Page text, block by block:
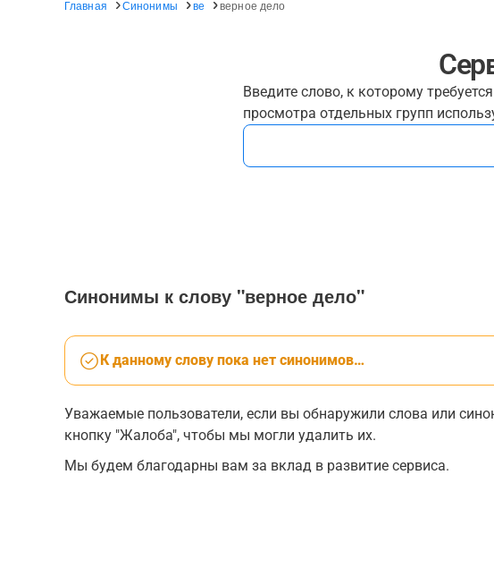
Главная Синонимы ве верное дело
Введите слово, к которому
просмотра отдельных групп
Синонимы к слову "верное дело"
К данному слову пока нет синонимов…
Уважаемые пользователи, если вы обнаружили слова или
кнопку "Жалоба", чтобы мы могли удалить их.
Мы будем благодарны вам за вклад в развитие сервиса.